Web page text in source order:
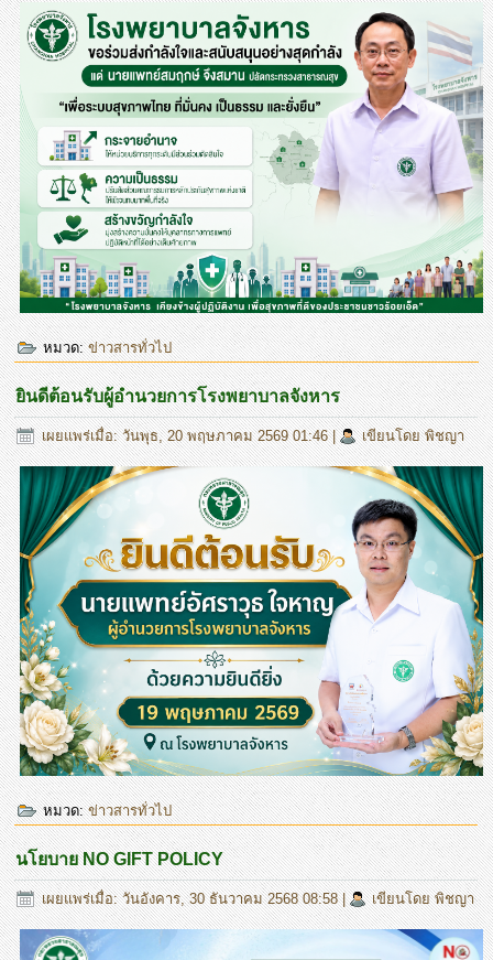
หมวด:ข่าวสารทั่วไป
ยินดีต้อนรับผู้อำนวยการโรงพยาบาลจังหาร
เผยแพร่เมื่อ: วันพุธ, 20 พฤษภาคม 2569 01:46| เขียนโดย พิชญา
หมวด:ข่าวสารทั่วไป
นโยบาย NO GIFT POLICY
เผยแพร่เมื่อ: วันอังคาร, 30 ธันวาคม 2568 08:58| เขียนโดย พิชญา